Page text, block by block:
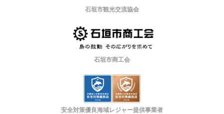
石垣市観光交流協会
石垣市商工会
安全対策優良海域レジャー提供事業者